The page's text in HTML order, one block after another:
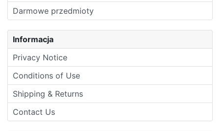
Darmowe przedmioty
Informacja
Privacy Notice
Conditions of Use
Shipping & Returns
Contact Us